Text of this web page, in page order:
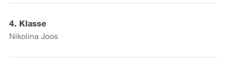
4. Klasse
Nikolina Joos